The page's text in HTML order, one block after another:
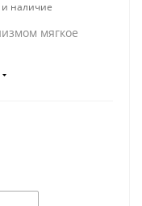
наличие
мягкое